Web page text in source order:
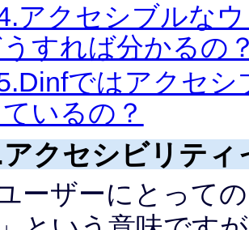
アクセシブルな
うすれば分かるの
ではアクセ
ているの？
クセシビリティ
ーザーにとって